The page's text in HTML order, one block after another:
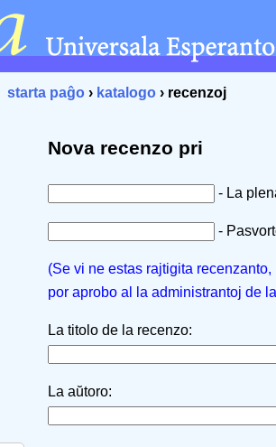
starta paĝo › katalogo › recenzoj
Nova recenzo pri
- La
-
(Se vi ne estas rajtigita
por aprobo al la administrantoj de
La titolo de la recenzo:
La aŭtoro: